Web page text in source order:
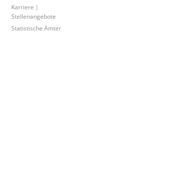
Karriere |
Stellenangebote
Statistische Ämter